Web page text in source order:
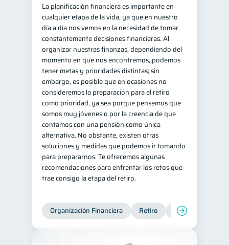
Organización Financiera 10
Deudas 10
Entidad financiera
Préstamos 8 Ahorro 8
Consejos
Tarjeta de crédito 6
Historial crediticio
Ciberseguridad 5
Servicios
Derechos & Deberes 4
Superintendencia de Bancos
Criptomonedas
La planificación financiera es importante en
cualquier etapa de la vida, ya que en nuestro
día a día nos vemos en la necesidad de tomar
constantemente decisiones financieras. Al
organizar nuestras finanzas, dependiendo del
momento en que nos encontremos, podemos
tener metas y prioridades distintas; sin
embargo, es posible que en ocasiones no
consideremos la preparación para el retiro
como prioridad, ya sea porque pensemos que
somos muy jóvenes o por la creencia de que
contamos con una pensión como única
alternativa. No obstante, existen otras
soluciones y medidas que podemos ir tomando
para prepararnos. Te ofrecemos algunas
recomendaciones para enfrentar los retos que
trae consigo la etapa del retiro.
Organización Financiera Retiro Cuenta